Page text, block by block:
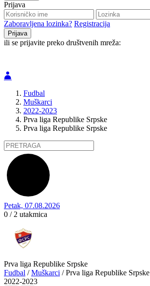
Prijava
Zaboravljena lozinka? Registracija
ili se prijavite preko društvenih mreža:
Fudbal
Muškarci
2022-2023
Prva liga Republike Srpske
Prva liga Republike Srpske
Petak, 07.08.2026
0 / 2 utakmica
Prva liga Republike Srpske
Fudbal /Muškarci / Prva liga Republike Srpske
2022-2023